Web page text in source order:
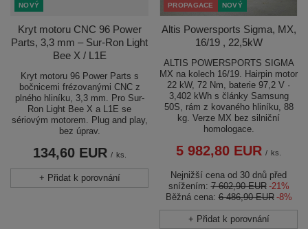
NOVÝ
Kryt motoru CNC 96 Power
Parts, 3,3 mm – Sur-Ron Light
Bee X / L1E
Kryt motoru 96 Power Parts s
bočnicemi frézovanými CNC z
plného hliníku, 3,3 mm. Pro Sur-
Ron Light Bee X a L1E se
sériovým motorem. Plug and play,
bez úprav.
134,60 EUR / ks.
+ Přidat k porovnání
PROPAGACE NOVÝ
Altis Powersports Sigma, MX,
16/19 , 22,5kW
ALTIS POWERSPORTS SIGMA
MX na kolech 16/19. Hairpin motor
22 kW, 72 Nm, baterie 97,2 V ·
3,402 kWh s články Samsung
50S, rám z kovaného hliníku, 88
kg. Verze MX bez silniční
homologace.
5 982,80 EUR / ks.
Nejnižší cena od 30 dnů před
snížením:7 602,90 EUR -21%
Běžná cena:6 486,90 EUR -8%
+ Přidat k porovnání